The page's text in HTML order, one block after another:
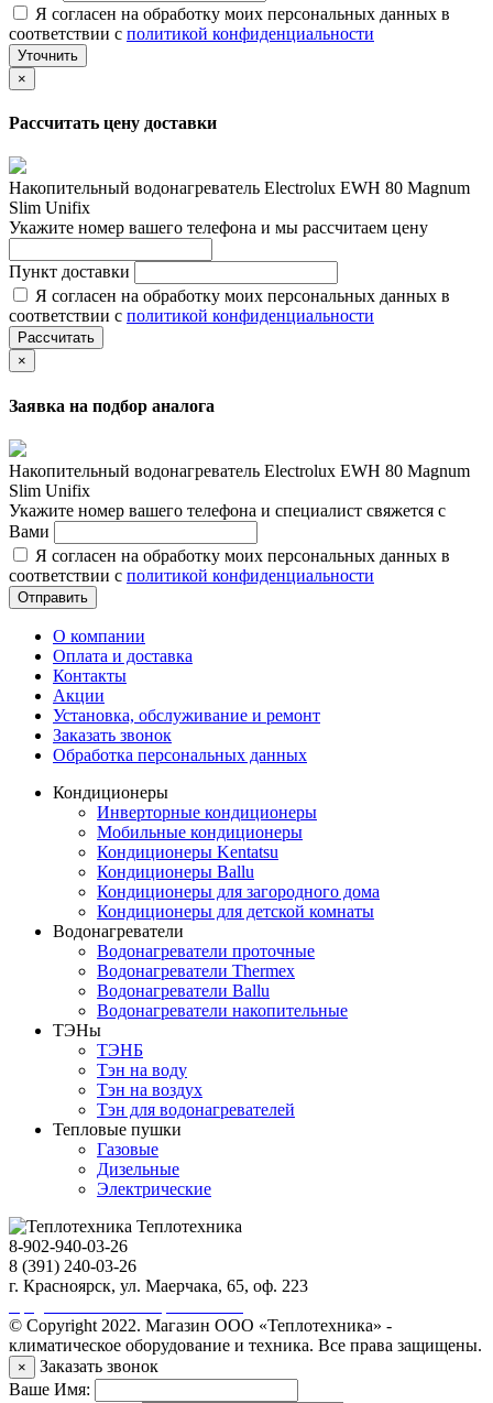
Я согласен на обработку моих персональных данных в
соответствии с политикой конфиденциальности
Уточнить
×
Рассчитать цену доставки
Накопительный водонагреватель Electrolux EWH 80 Magnum
Slim Unifix
Укажите номер вашего телефона и мы рассчитаем цену
Пункт доставки
Я согласен на обработку моих персональных данных в
соответствии с политикой конфиденциальности
Рассчитать
×
Заявка на подбор аналога
Накопительный водонагреватель Electrolux EWH 80 Magnum
Slim Unifix
Укажите номер вашего телефона и специалист свяжется с
Вами
Я согласен на обработку моих персональных данных в
соответствии с политикой конфиденциальности
Отправить
О компании
Оплата и доставка
Контакты
Акции
Установка, обслуживание и ремонт
Заказать звонок
Обработка персональных данных
Кондиционеры
Инверторные кондиционеры
Мобильные кондиционеры
Кондиционеры Kentatsu
Кондиционеры Ballu
Кондиционеры для загородного дома
Кондиционеры для детской комнаты
Водонагреватели
Водонагреватели проточные
Водонагреватели Thermex
Водонагреватели Ballu
Водонагреватели накопительные
ТЭНы
ТЭНБ
Тэн на воду
Тэн на воздух
Тэн для водонагревателей
Тепловые пушки
Газовые
Дизельные
Электрические
Теплотехника
8-902-940-03-26
8 (391) 240-03-26
г. Красноярск, ул. Маерчака, 65, оф. 223
© Copyright 2022. Магазин ООО «Теплотехника» -
климатическое оборудование и техника. Все права защищены.
×
Заказать звонок
Ваше Имя: